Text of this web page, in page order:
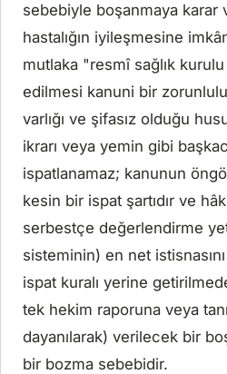
sebebiyle boşanmaya karar
hastalığın iyileşmesine
mutlaka "resmî sağlık
edilmesi kanuni bir
varlığı ve şifasız olduğu
ikrarı veya yemin gibi
ispatlanamaz; kanunun
kesin bir ispat şartıdır ve
serbestçe değerlendirme
sisteminin) en net
ispat kuralı yerine
tek hekim raporuna veya
dayanılarak) verilecek bir
bir bozma sebebidir.